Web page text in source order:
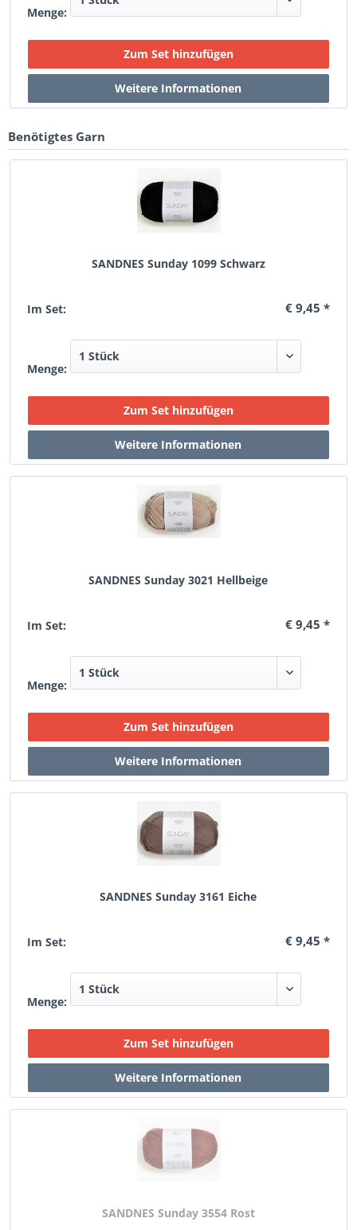
Menge:
Benötigtes Garn
SANDNES Sunday 1099 Schwarz
Im Set: € 9,45 *
Menge:
SANDNES Sunday 3021 Hellbeige
Im Set: € 9,45 *
Menge:
SANDNES Sunday 3161 Eiche
Im Set: € 9,45 *
Menge:
SANDNES Sunday 3554 Rost